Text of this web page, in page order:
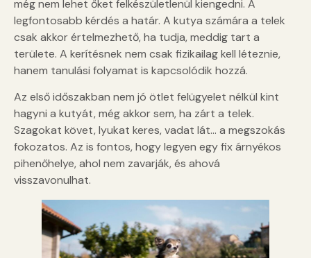
még nem lehet őket felkészületlenül kiengedni. A
legfontosabb kérdés a határ. A kutya számára a telek
csak akkor értelmezhető, ha tudja, meddig tart a
területe. A kerítésnek nem csak fizikailag kell léteznie,
hanem tanulási folyamat is kapcsolódik hozzá.
Az első időszakban nem jó ötlet felügyelet nélkül kint
hagyni a kutyát, még akkor sem, ha zárt a telek.
Szagokat követ, lyukat keres, vadat lát… a megszokás
fokozatos. Az is fontos, hogy legyen egy fix árnyékos
pihenőhelye, ahol nem zavarják, és ahová
visszavonulhat.